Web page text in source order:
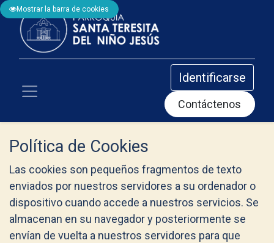
Identificarse
Contáctenos
Política de Cookies
Las cookies son pequeños fragmentos de texto
enviados por nuestros servidores a su ordenador o
dispositivo cuando accede a nuestros servicios. Se
almacenan en su navegador y posteriormente se
envían de vuelta a nuestros servidores para que
Mostrar la barra de cookies